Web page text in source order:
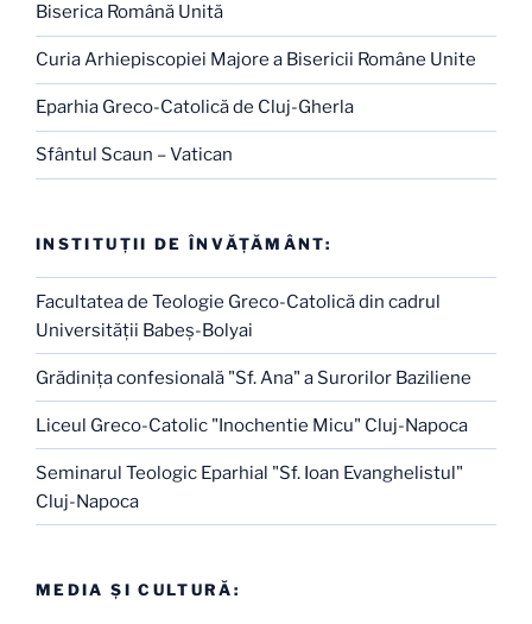
Biserica Română Unită
Curia Arhiepiscopiei Majore a Bisericii Române Unite
Eparhia Greco-Catolică de Cluj-Gherla
Sfântul Scaun – Vatican
INSTITUŢII DE ÎNVĂŢĂMÂNT:
Facultatea de Teologie Greco-Catolică din cadrul
Universităţii Babeş-Bolyai
Grădiniţa confesională "Sf. Ana" a Surorilor Baziliene
Liceul Greco-Catolic "Inochentie Micu" Cluj-Napoca
Seminarul Teologic Eparhial "Sf. Ioan Evanghelistul"
Cluj-Napoca
MEDIA ŞI CULTURĂ: